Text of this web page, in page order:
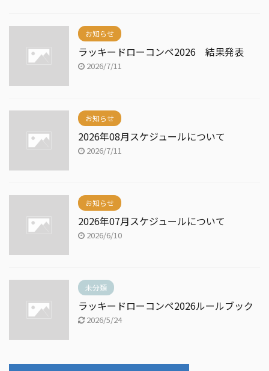
お知らせ
ラッキードローコンペ2026 結果発表
2026/7/11
お知らせ
2026年08月スケジュールについて
2026/7/11
お知らせ
2026年07月スケジュールについて
2026/6/10
未分類
ラッキードローコンペ2026ルールブック
2026/5/24